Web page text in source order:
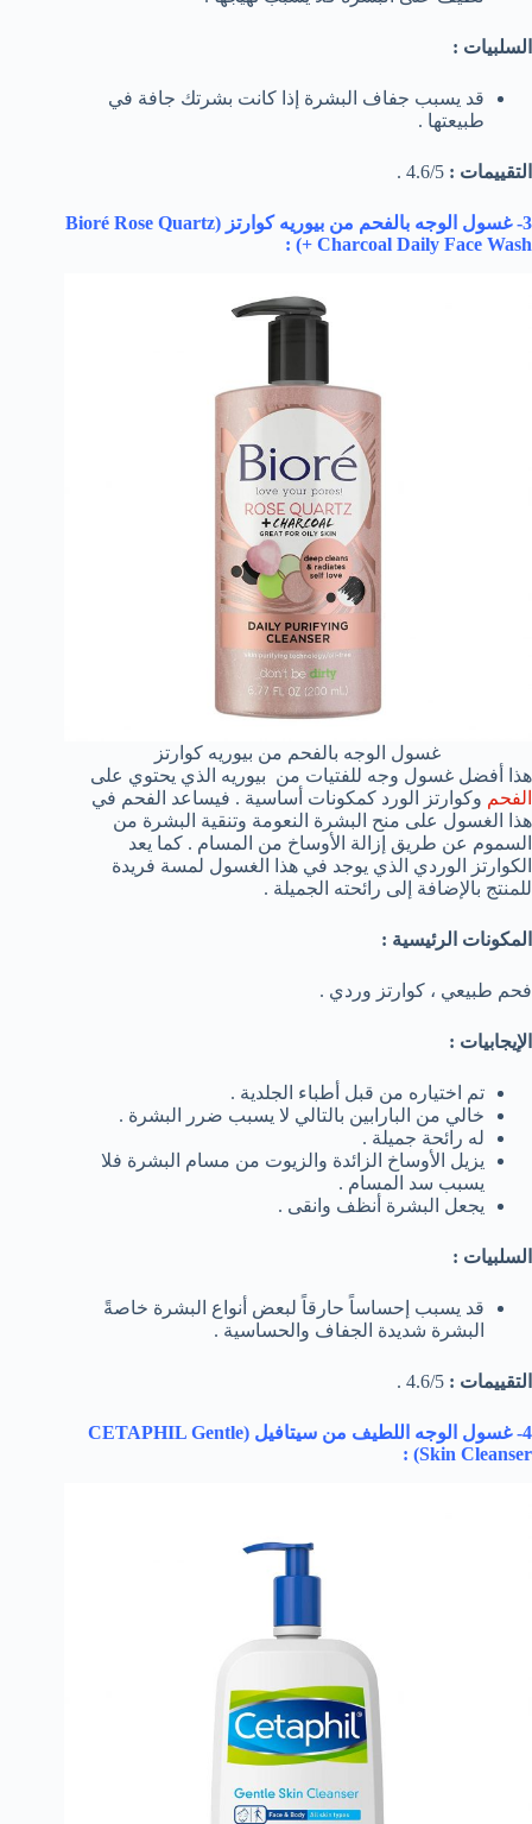
السلبيات :
قد يسبب جفاف البشرة إذا كانت بشرتك جافة في
طبيعتها .
التقييمات : 4.6/5 .
3- غسول الوجه بالفحم من بيوريه كوارتز (
Bioré Rose Quartz
+ Charcoal Daily Face Wash
) :
غسول الوجه بالفحم من بيوريه كوارتز
هذا أفضل غسول وجه للفتيات من بيوريه الذي يحتوي على
الفحم وكوارتز الورد كمكونات أساسية . فيساعد الفحم في
هذا الغسول على منح البشرة النعومة وتنقية البشرة من
السموم عن طريق إزالة الأوساخ من المسام . كما يعد
الكوارتز الوردي الذي يوجد في هذا الغسول لمسة فريدة
للمنتج بالإضافة إلى رائحته الجميلة .
المكونات الرئيسية :
فحم طبيعي ، كوارتز وردي .
الإيجابيات :
تم اختياره من قبل أطباء الجلدية .
خالي من البارابين بالتالي لا يسبب ضرر البشرة .
له رائحة جميلة .
يزيل الأوساخ الزائدة والزيوت من مسام البشرة فلا
يسبب سد المسام .
يجعل البشرة أنظف وانقى .
السلبيات :
قد يسبب إحساساً حارقاً لبعض أنواع البشرة خاصةً
البشرة شديدة الجفاف والحساسية .
التقييمات : 4.6/5 .
4- غسول الوجه اللطيف من سيتافيل (
CETAPHIL Gentle
Skin Cleanser
) :